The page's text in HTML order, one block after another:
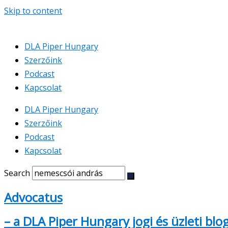
Skip to content
DLA Piper Hungary
Szerzőink
Podcast
Kapcsolat
DLA Piper Hungary
Szerzőink
Podcast
Kapcsolat
Search
Advocatus
– a DLA Piper Hungary jogi és üzleti